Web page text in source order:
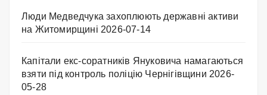
Люди Медведчука захоплюють державні активи
на Житомирщині 2026-07-14
Капітали екс-соратників Януковича намагаються
взяти під контроль поліцію Чернігівщини 2026-
05-28